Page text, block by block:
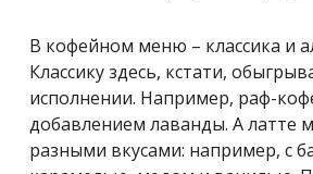
В кофейном меню – классика и
Классику здесь, кстати,
исполнении. Например, раф-
добавлением лаванды. А латте
разными вкусами: например, с